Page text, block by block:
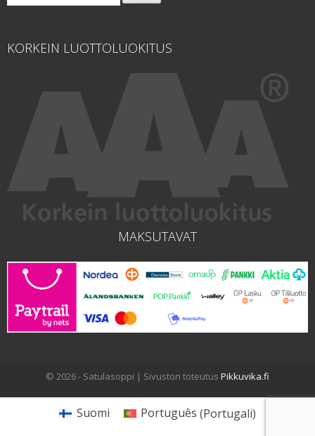
KORKEIN LUOTTOLUOKITUS
MAKSUTAVAT
© 2026 - Satulasoppi | Sivuston toteutus Pikkuvika.fi
Suomi Português (Portugali)